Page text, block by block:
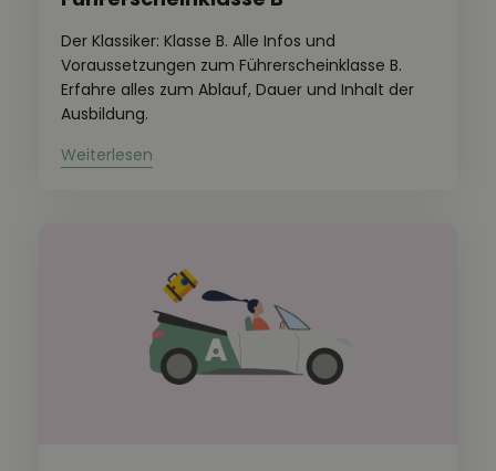
Der Klassiker: Klasse B. Alle Infos und
Voraussetzungen zum Führerscheinklasse B.
Erfahre alles zum Ablauf, Dauer und Inhalt der
Ausbildung.